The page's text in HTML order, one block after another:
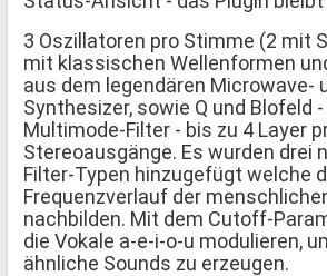
3 Oszillatoren pro Stimme (2 mit
mit klassischen Wellenformen
aus dem legendären Microwave-
Synthesizer, sowie Q und Blofeld
Multimode-Filter - bis zu 4 Layer
Stereoausgänge. Es wurden drei
Filter-Typen hinzugefügt welche
Frequenzverlauf der
nachbilden. Mit dem Cutoff-
die Vokale a-e-i-o-u modulieren,
ähnliche Sounds zu erzeugen.